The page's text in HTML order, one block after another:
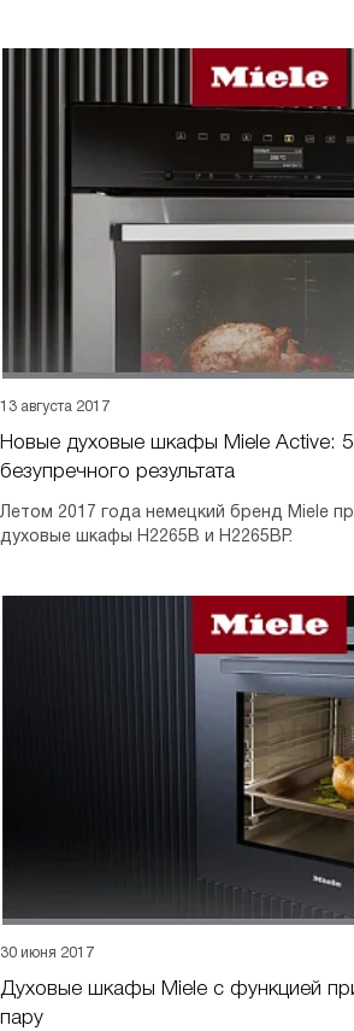
13 августа 2017
Новые духовые шкафы Miele Active:
безупречного результата
Летом 2017 года немецкий бренд Miele
духовые шкафы H2265B и H2265BP.
30 июня 2017
Духовые шкафы Miele с функцией
пару